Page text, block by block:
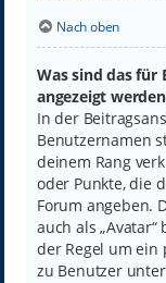
Nach oben
Was sind das für
angezeigt
In der
Benutzernamen
deinem Rang
oder Punkte, die
Forum angeben.
auch als
der Regel um ein
zu Benutzer